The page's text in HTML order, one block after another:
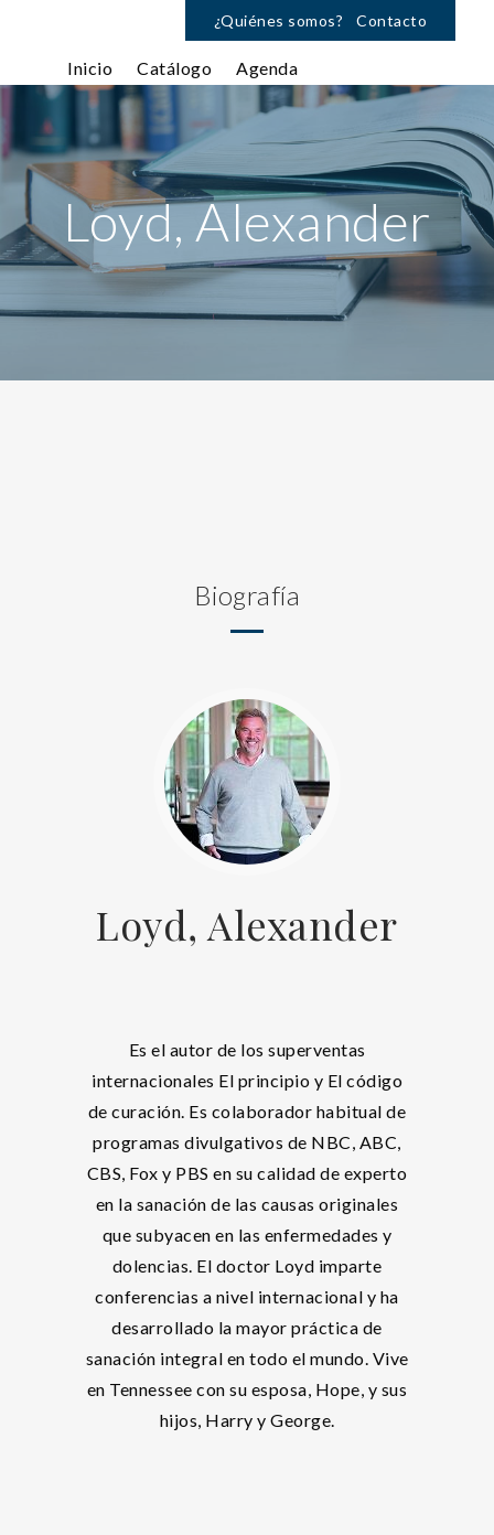
¿Quiénes somos? Contacto
Inicio Catálogo Agenda
Loyd, Alexander
Biografía
Loyd, Alexander
Es el autor de los superventas
internacionales El principio y El código
de curación. Es colaborador habitual de
programas divulgativos de NBC, ABC,
CBS, Fox y PBS en su calidad de experto
en la sanación de las causas originales
que subyacen en las enfermedades y
dolencias. El doctor Loyd imparte
conferencias a nivel internacional y ha
desarrollado la mayor práctica de
sanación integral en todo el mundo. Vive
en Tennessee con su esposa, Hope, y sus
hijos, Harry y George.